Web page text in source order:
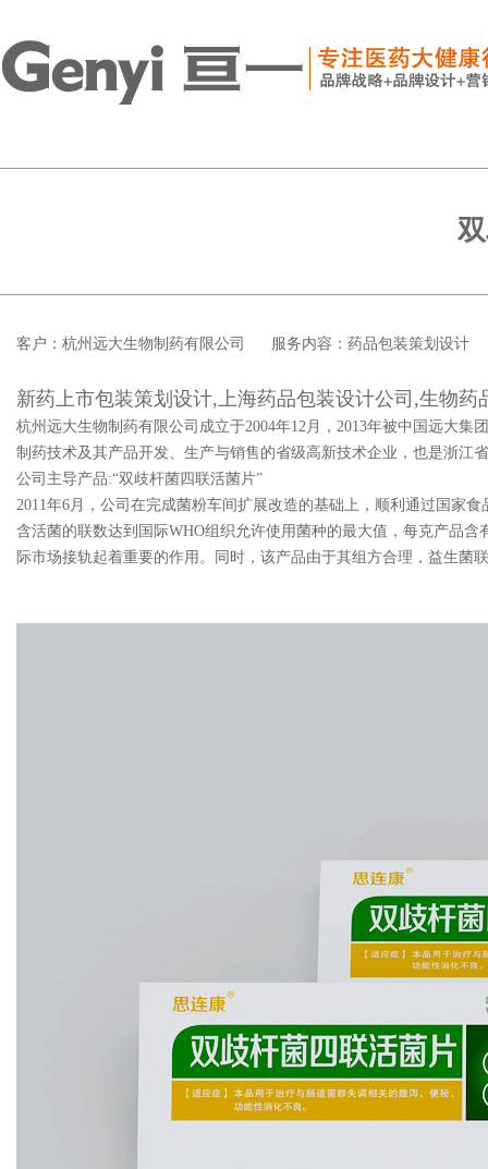
客户：杭州远大生物制药有限公司 服务内容：药品包装策划设计
新药上市包装策划设计,上海药品包装设计公司,生物
杭州远大生物制药有限公司成立于2004年12月，2013年被中国远大
制药技术及其产品开发、生产与销售的省级高新技术企业，也是浙江
公司主导产品:“双歧杆菌四联活菌片”
2011年6月，公司在完成菌粉车间扩展改造的基础上，顺利通过国家
含活菌的联数达到国际WHO组织允许使用菌种的最大值，每克产品
际市场接轨起着重要的作用。同时，该产品由于其组方合理，益生